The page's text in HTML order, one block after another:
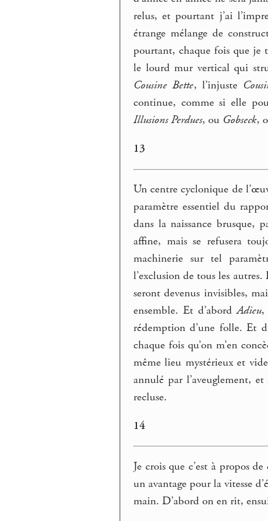
relus, et pourtant j’ai
étrange mélange de
pourtant, chaque fois que je
le lourd mur vertical qui
Cousine Bette, l’injuste
continue, comme si elle
Illusions Perdues, ou Gobseck,
13
Un centre cyclonique de
paramètre essentiel du
dans la naissance brusque,
affine, mais se refusera
machinerie sur tel
l’exclusion de tous les
seront devenus invisibles,
ensemble. Et d’abordAdieu,
rédemption d’une folle. Et
chaque fois qu’on m’en
même lieu mystérieux et
annulé par l’aveuglement,
recluse.
14
Je crois que c’est à propos
un avantage pour la vitesse
main. D’abord on en rit,